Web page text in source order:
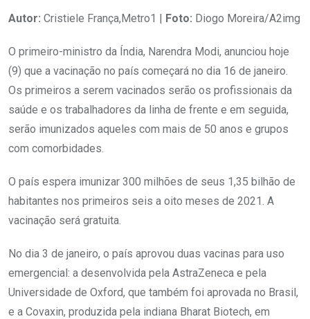
Autor: Cristiele França,Metro1 | Foto: Diogo Moreira/A2img
O primeiro-ministro da Índia, Narendra Modi, anunciou hoje
(9) que a vacinação no país começará no dia 16 de janeiro.
Os primeiros a serem vacinados serão os profissionais da
saúde e os trabalhadores da linha de frente e em seguida,
serão imunizados aqueles com mais de 50 anos e grupos
com comorbidades.
O país espera imunizar 300 milhões de seus 1,35 bilhão de
habitantes nos primeiros seis a oito meses de 2021. A
vacinação será gratuita.
No dia 3 de janeiro, o país aprovou duas vacinas para uso
emergencial: a desenvolvida pela AstraZeneca e pela
Universidade de Oxford, que também foi aprovada no Brasil,
e a Covaxin, produzida pela indiana Bharat Biotech, em